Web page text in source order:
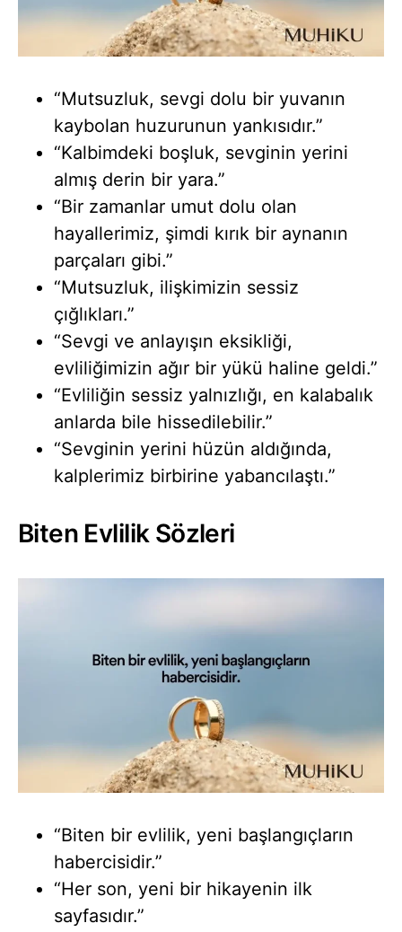
“Mutsuzluk, sevgi dolu bir yuvanın
kaybolan huzurunun yankısıdır.”
“Kalbimdeki boşluk, sevginin yerini
almış derin bir yara.”
“Bir zamanlar umut dolu olan
hayallerimiz, şimdi kırık bir aynanın
parçaları gibi.”
“Mutsuzluk, ilişkimizin sessiz
çığlıkları.”
“Sevgi ve anlayışın eksikliği,
evliliğimizin ağır bir yükü haline geldi.”
“Evliliğin sessiz yalnızlığı, en kalabalık
anlarda bile hissedilebilir.”
“Sevginin yerini hüzün aldığında,
kalplerimiz birbirine yabancılaştı.”
Biten Evlilik Sözleri
“Biten bir evlilik, yeni başlangıçların
habercisidir.”
“Her son, yeni bir hikayenin ilk
sayfasıdır.”